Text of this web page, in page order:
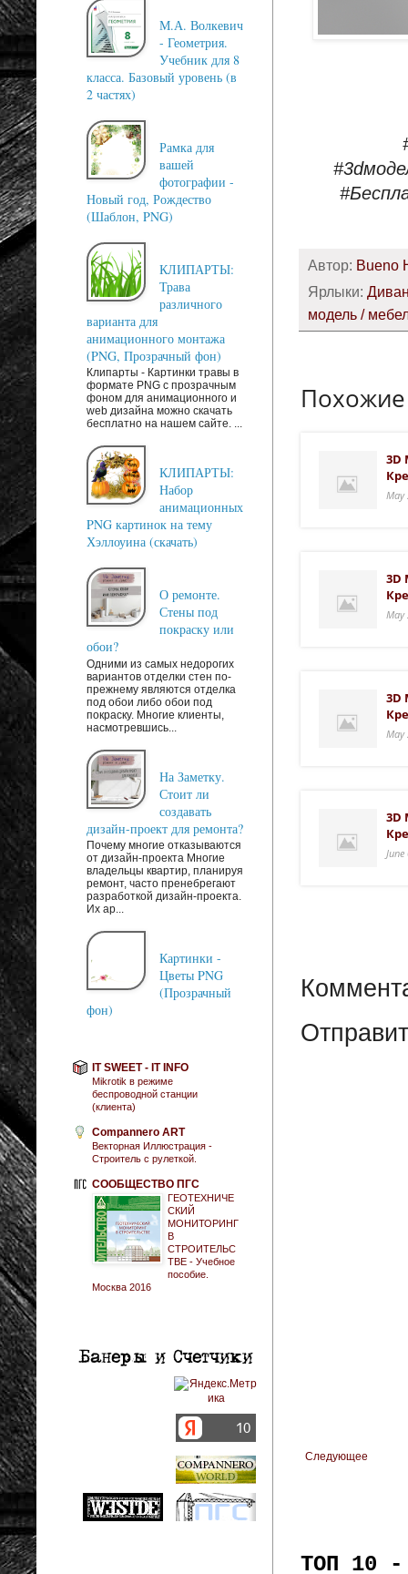
Автор: Bueno
Ярлыки:
модель /
3D
May
3D
May
3D
May
3D
Следующее
ТОП 10 -
М.А. Волкевич
- Геометрия.
Учебник для 8
класса. Базовый уровень (в
2 частях)
Рамка для
вашей
фотографии -
Новый год, Рождество
(Шаблон, PNG)
КЛИПАРТЫ:
Трава
различного
варианта для
анимационного монтажа
(PNG, Прозрачный фон)
Клипарты - Картинки травы в
формате PNG с прозрачным
фоном для анимационного и
web дизайна можно скачать
бесплатно на нашем сайте. ...
КЛИПАРТЫ:
Набор
анимационных
PNG картинок на тему
Хэллоуина (скачать)
О ремонте.
Стены под
покраску или
обои?
Одними из самых недорогих
вариантов отделки стен по-
прежнему являются отделка
под обои либо обои под
покраску. Многие клиенты,
насмотревшись...
На Заметку.
Стоит ли
создавать
дизайн-проект для ремонта?
Почему многие отказываются
от дизайн-проекта Многие
владельцы квартир, планируя
ремонт, часто пренебрегают
разработкой дизайн-проекта.
Их ар...
Картинки -
Цветы PNG
(Прозрачный
фон)
IT SWEET - IT INFO
Mikrotik в режиме
беспроводной станции
(клиента)
Compannero ART
Векторная Иллюстрация -
Строитель с рулеткой.
СООБЩЕСТВО ПГС
ГЕОТЕХНИЧЕ
СКИЙ
МОНИТОРИНГ
В
СТРОИТЕЛЬС
ТВЕ - Учебное
пособие.
Москва 2016